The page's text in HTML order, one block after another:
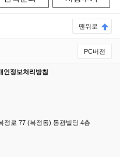
맨위로
PC버전
인정보처리방침
정로 77 (복정동) 동광빌딩 4층